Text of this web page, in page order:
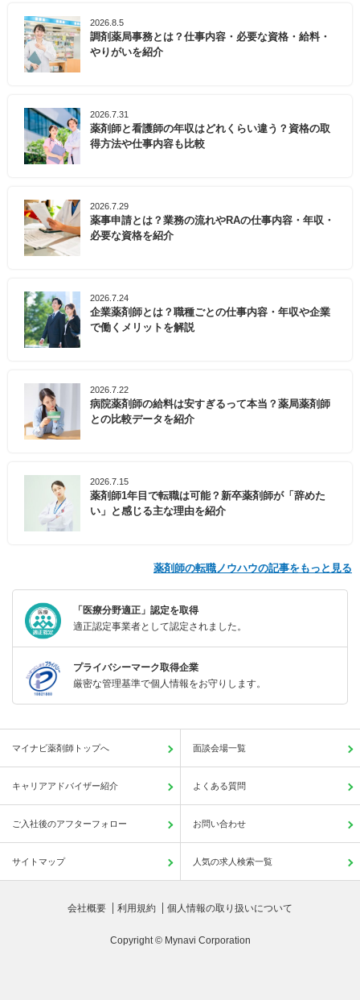
2026.8.5
調剤薬局事務とは？仕事内容・必要な資格・給料・
やりがいを紹介
2026.7.31
薬剤師と看護師の年収はどれくらい違う？資格の取
得方法や仕事内容も比較
2026.7.29
薬事申請とは？業務の流れやRAの仕事内容・年収・
必要な資格を紹介
2026.7.24
企業薬剤師とは？職種ごとの仕事内容・年収や企業
で働くメリットを解説
2026.7.22
病院薬剤師の給料は安すぎるって本当？薬局薬剤師
との比較データを紹介
2026.7.15
薬剤師1年目で転職は可能？新卒薬剤師が「辞めた
い」と感じる主な理由を紹介
薬剤師の転職ノウハウの記事をもっと見る
「医療分野適正」認定を取得
適正認定事業者として認定されました。
プライバシーマーク取得企業
厳密な管理基準で個人情報をお守りします。
マイナビ薬剤師トップへ 面談会場一覧
キャリアアドバイザー紹介 よくある質問
ご入社後のアフターフォロー お問い合わせ
サイトマップ 人気の求人検索一覧
会社概要 利用規約 個人情報の取り扱いについて
Copyright © Mynavi Corporation